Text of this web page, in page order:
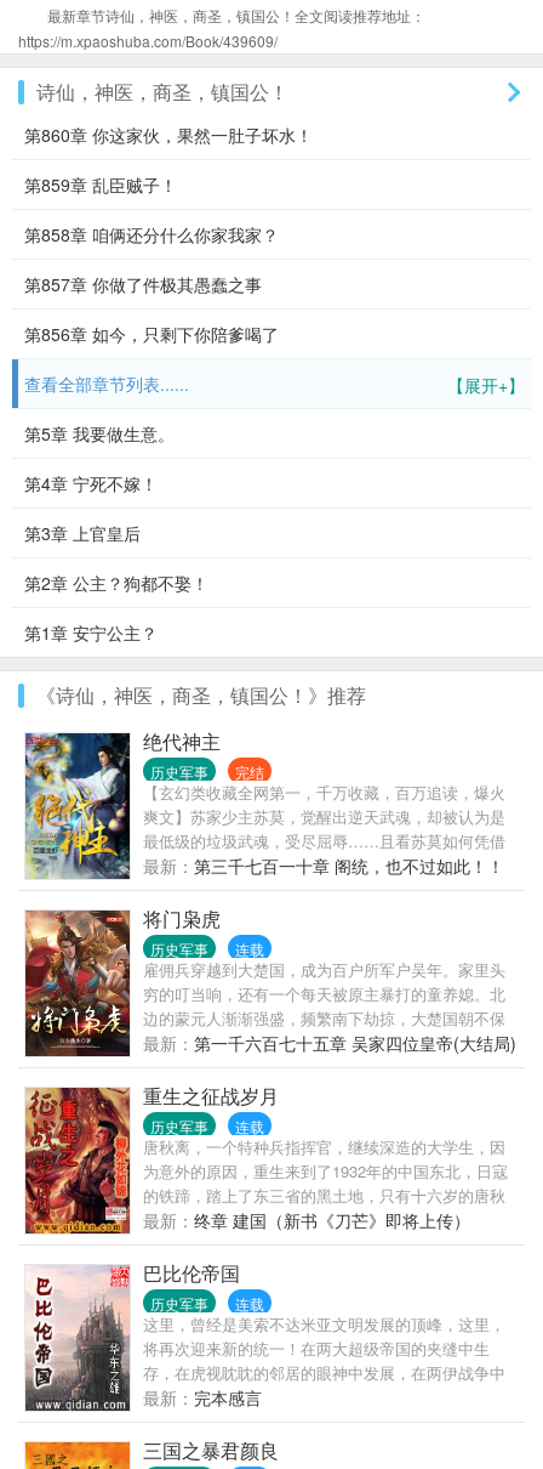
最新章节诗仙，神医，商圣，镇国公！全文阅读推荐地址：
https://m.xpaoshuba.com/Book/439609/
诗仙，神医，商圣，镇国公！
第860章 你这家伙，果然一肚子坏水！
第859章 乱臣贼子！
第858章 咱俩还分什么你家我家？
第857章 你做了件极其愚蠢之事
第856章 如今，只剩下你陪爹喝了
【展开+】
查看全部章节列表......
第5章 我要做生意。
第4章 宁死不嫁！
第3章 上官皇后
第2章 公主？狗都不娶！
第1章 安宁公主？
《诗仙，神医，商圣，镇国公！》推荐
绝代神主
历史军事 完结
【玄幻类收藏全网第一，千万收藏，百万追读，爆火
爽文】苏家少主苏莫，觉醒出逆天武魂，却被认为是
最低级的垃圾武魂，受尽屈辱……且看苏莫如何凭借
着逆天武魂，一路崛起，一路逆袭……练奇功、得奇
宝、闯绝地、战天骄，吞噬无尽生灵，融合诸天血
脉，鏖战天下，举世无敌！ 【版读者入群请出示粉丝
值验证！ 】
最新： 第三千七百一十章 阁统，也不过如此！！
将门枭虎
历史军事 连载
雇佣兵穿越到大楚国，成为百户所军户吴年。家里头
穷的叮当响，还有一个每天被原主暴打的童养媳。北
边的蒙元人渐渐强盛，频繁南下劫掠，大楚国朝不保
夕。
最新： 第一千六百七十五章 吴家四位皇帝(大结局)
重生之征战岁月
历史军事 连载
唐秋离，一个特种兵指挥官，继续深造的大学生，因
为意外的原因，重生来到了1932年的中国东北，日寇
的铁蹄，踏上了东三省的黑土地，只有十六岁的唐秋
离，凭借着自己后世带来的记忆，以一颗不甘忍受屈
辱的心，带着男人的梦想，拿起枪，走上了抗日战
场，转战于白山黑水，燕赵大地，齐鲁群山，建立自
己的强横实力，毁不等条约，收回失去的国土，建立
属于自己和战友的乐土，热血伴随青春，硝烟弥漫、
战地黄花、侠骨柔情、抛不开的儿女情长，悱恻缠
绵，砍不够的倭寇头，洒不尽的英雄血，铁血男儿书
写了一部抗日征战岁月的英雄传奇！ ...
最新： 终章 建国（新书《刀芒》即将上传）
巴比伦帝国
历史军事 连载
这里，曾经是美索不达米亚文明发展的顶峰，这里，
将再次迎来新的统一！在两大超级帝国的夹缝中生
存，在虎视眈眈的邻居的眼神中发展，在两伊战争中
壮大。重生为萨达姆的儿子，改写伊拉克的命运！新
的巴比伦帝国，屹立在世界之巅！......
最新： 完本感言
三国之暴君颜良